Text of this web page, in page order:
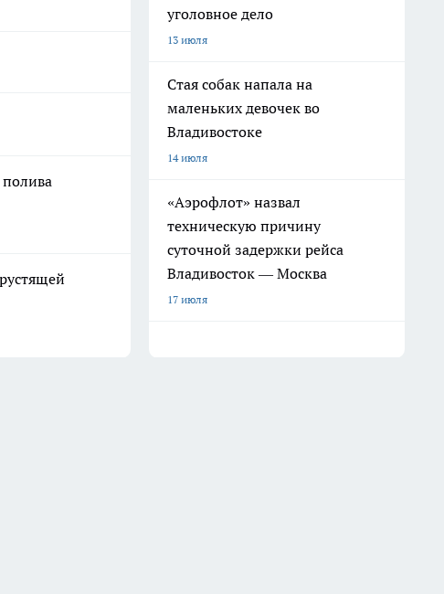
уголовное дело
13 июля
Стая собак напала на
маленьких девочек во
Владивостоке
14 июля
«Аэрофлот» назвал
техническую причину
суточной задержки рейса
Владивосток — Москва
17 июля